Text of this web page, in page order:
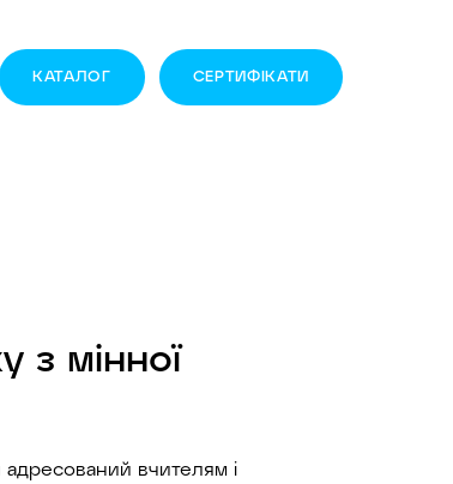
КАТАЛОГ CЕРТИФІКАТИ
з мінної
адресований вчителям і